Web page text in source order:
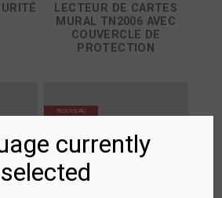
LECTEUR DE CARTES
MURAL TN2006 AVEC
COUVERCLE DE
PROTECTION
NOUVEAU
currently
selected